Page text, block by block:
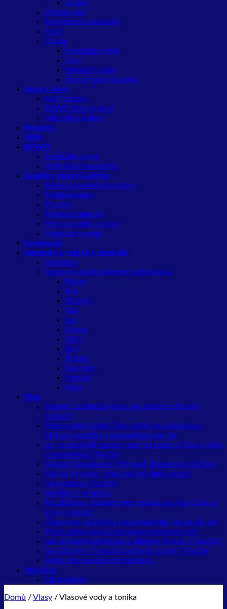
Vložky
Domácnost
Kosmetické pomůcky
Muži
Zdraví
Esenciální oleje
Čaje
Náplasti a gely
Turmalínové výrobky
Akce a slevy
tianDe slevy
BEWIT slevy a akce
mihi slevy a akce
Novinky
MIHI
BEWIT
Esenciální oleje
Holistická kosmetika
Doplňky stravy CaliVita
Krása a tvarování postavy
Multivitamíny
Pro děti
Podpora Imunity
Péče o klouby a kosti
Podpora trávení
Greenway
Náramky a šperky z minerálů
Náušnice
Náramky podle znamení zvěrokruhu
Beran
Býk
Blíženci
Rak
Lev
Panna
Váhy
Štír
Střelec
Kozoroh
Vodnář
Ryby
Blog
Sezónní alergická rýma: jak si ulevit přírodní
cestou?
Péče o pleť v zimě: Tipy a triky pro zdravou a
zářivou pokožku s kosmetikou tianDe
Jak se správně starat o pleť na podzim: Tipy a triky
s kosmetikou TianDe
Domácí Deodorant: Přírodní, Bezpečný a Účinný
Micelární voda – fígle pro její další využití
Jarní detox s TianDe
Novinky v nabídce
Kondicionér, balzám nebo maska na vlasy? Jak se
v tom vyznat?
Zbavte se suchých a popraskaných pat za pár dní
Která zubní pasta je ta pravá právě pro vás?
Jak se bránit komárům a dalšímu hmyzu s TianDe?
Jak účinně v 5 krocích pečovat o pleť s TianDe
Dejte sbohem černým tečkám…
Můj účet
Objednávky
Domů /Vlasy /Vlasové vody a tonika